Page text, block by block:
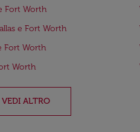
Fort Worth
e Fort Worth
Fort Worth
Worth
VEDI ALTRO